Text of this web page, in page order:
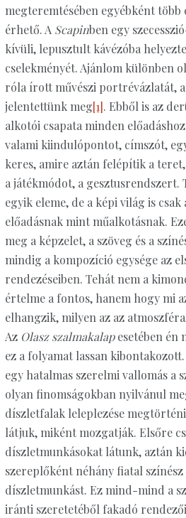
megteremtésében egyébként több
érhető. A Scapinben egy
kívüli, lepusztult kávézóba
cselekményét. Ajánlom különben
róla írott művészi portrévázlatát,
jelentettünk meg[1]. Ebből is az
alkotói csapata minden
valami kiindulópontot, címszót,
keres, amire aztán felépítik a
a játékmódot, a gesztusrendszert.
egyik eleme, de a képi világ is
előadásnak mint műalkotásnak.
meg a képzelet, a szöveg és a
mindig a kompozíció egysége az
rendezéseiben. Tehát nem a
értelme a fontos, hanem hogy mi
elhangzik, milyen az az
Az Olasz szalmakalapesetében én
ez a folyamat lassan kibontakozott.
egy hatalmas szerelmi vallomás a
olyan finomságokban nyilvánul
díszletfalak leleplezése
látjuk, miként mozgatják. Elsőre
díszletmunkásokat látunk, aztán
szereplőként néhány fiatal
díszletmunkást. Ez mind-mind a
iránti szeretetéből fakadó